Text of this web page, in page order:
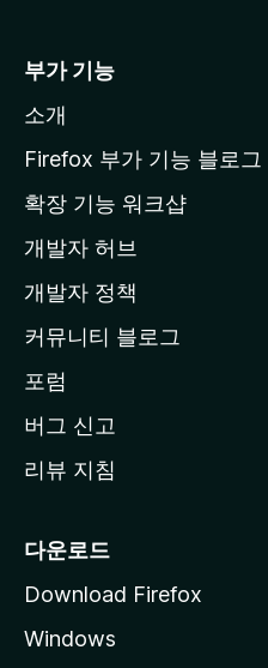
l
a
페
이
지
이
동
부가 기능
소개
Firefox 부가 기능 블로그
확장 기능 워크샵
개발자 허브
개발자 정책
커뮤니티 블로그
포럼
버그 신고
리뷰 지침
다운로드
Download Firefox
Windows